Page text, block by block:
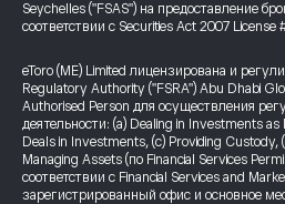
Seychelles ("FSAS") на предоставление
соответствии с Securities Act 2007 License
eToro (ME) Limited лицензирована и
Regulatory Authority ("FSRA") Abu Dhabi
Authorised Person для осуществления
деятельности: (a) Dealing in Investments
Deals in Investments, (c) Providing
Managing Assets (по Financial Services
соответствии с Financial Services and
зарегистрированный офис и основное